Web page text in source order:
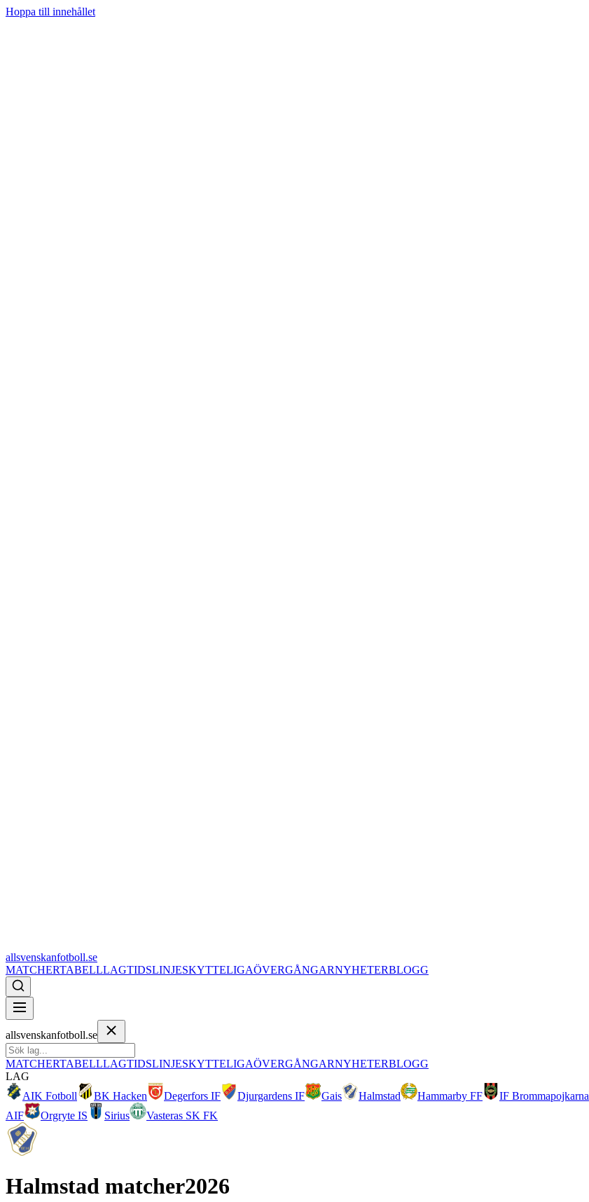
Hoppa till innehållet
allsvenskanfotboll.se
MATCHERTABELLLAGTIDSLINJESKYTTELIGAÖVERGÅNGARNYHETERBLOGG
allsvenskanfotboll.se
MATCHERTABELLLAGTIDSLINJESKYTTELIGAÖVERGÅNGARNYHETERBLOGG
LAG
AIK Fotboll
BK Hacken Degerfors IF Djurgardens IF Gais Halmstad Hammarby FF IF Brommapojkarna
AIF
Orgryte IS Sirius Vasteras SK FK
Halmstad matcher2026